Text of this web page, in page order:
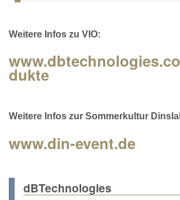
Weitere Infos zu VIO:
dukte
Weitere Infos zur Sommerkultur
www.din-event.de
dBTechnologies